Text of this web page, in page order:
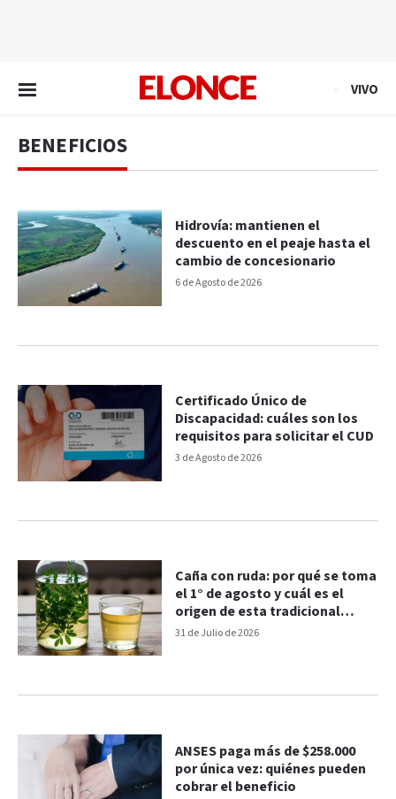
VIVO
BENEFICIOS
6 de Agosto de 2026
Hidrovía: mantienen el
descuento en el peaje hasta el
cambio de concesionario
3 de Agosto de 2026
Certificado Único de
Discapacidad: cuáles son los
requisitos para solicitar el CUD
31 de Julio de 2026
Caña con ruda: por qué se toma
el 1° de agosto y cuál es el
origen de esta tradicional
costumbre
ANSES paga más de $258.000
por única vez: quiénes pueden
cobrar el beneficio